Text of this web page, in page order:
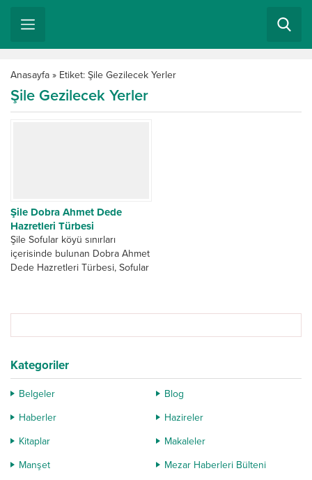
Anasayfa » Etiket: Şile Gezilecek Yerler
Şile Gezilecek Yerler
Şile Dobra Ahmet Dede
Hazretleri Türbesi
Şile Sofular köyü sınırları
içerisinde bulunan Dobra Ahmet
Dede Hazretleri Türbesi, Sofular
Kategoriler
Belgeler
Blog
Haberler
Hazireler
Kitaplar
Makaleler
Manşet
Mezar Haberleri Bülteni